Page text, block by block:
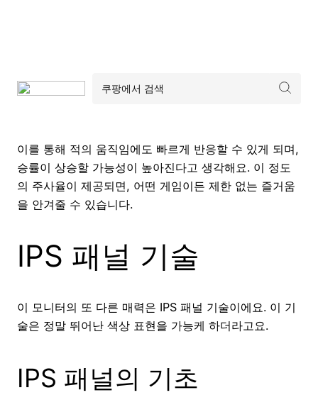
이를 통해 적의 움직임에도 빠르게 반응할 수 있게 되며,
승률이 상승할 가능성이 높아진다고 생각해요. 이 정도
의 주사율이 제공되면, 어떤 게임이든 제한 없는 즐거움
을 안겨줄 수 있습니다.
IPS 패널 기술
이 모니터의 또 다른 매력은 IPS 패널 기술이에요. 이 기
술은 정말 뛰어난 색상 표현을 가능케 하더라고요.
IPS 패널의 기초